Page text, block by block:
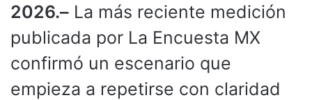
2026.– La más reciente medición
publicada por La Encuesta MX
confirmó un escenario que
empieza a repetirse con claridad